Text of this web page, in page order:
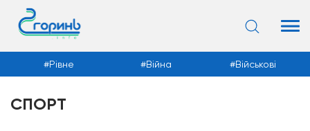
Новини
Рівне Війна Військові
СПОРТ